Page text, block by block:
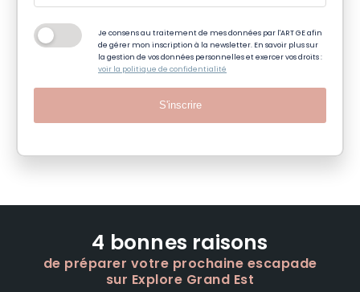
Je consens au traitement de mes données par l'ART GE afin
de gérer mon inscription à la newsletter. En savoir plus sur
la gestion de vos données personnelles et exercer vos droits :
voir la politique de confidentialité
S'inscrire
4 bonnes raisons
de préparer votre prochaine escapade
sur Explore Grand Est